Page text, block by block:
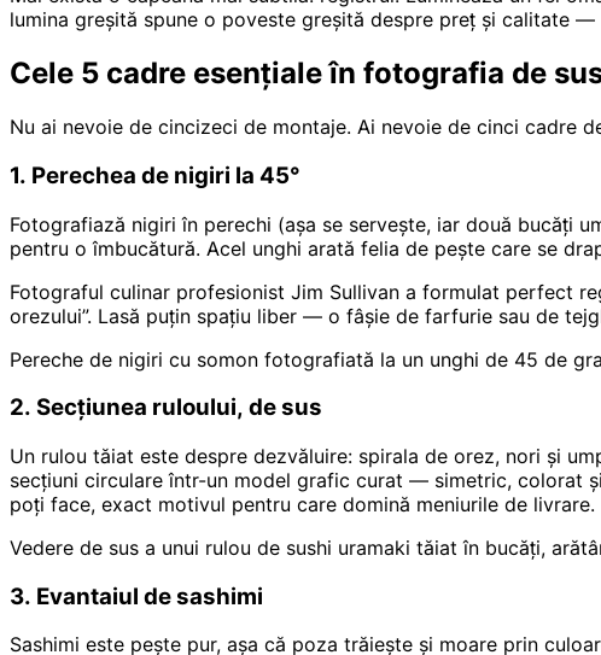
lumina greșită spune o poveste greșită despre preț și calitate
Cele 5 cadre esențiale în fotografia de
Nu ai nevoie de cincizeci de montaje. Ai nevoie de cinci cadre
1. Perechea de nigiri la 45°
Fotografiază nigiri în perechi (așa se servește, iar două bucăți
pentru o îmbucătură. Acel unghi arată felia de pește care se
Fotograful culinar profesionist Jim Sullivan a formulat perfect
orezului”. Lasă puțin spațiu liber — o fâșie de farfurie sau de
Pereche de nigiri cu somon fotografiată la un unghi de 45 de
2. Secțiunea ruloului, de sus
Un rulou tăiat este despre dezvăluire: spirala de orez, nori și
secțiuni circulare într-un model grafic curat — simetric, colorat
poți face, exact motivul pentru care domină meniurile de livrare.
Vedere de sus a unui rulou de sushi uramaki tăiat în bucăți,
3. Evantaiul de sashimi
Sashimi este pește pur, așa că poza trăiește și moare prin